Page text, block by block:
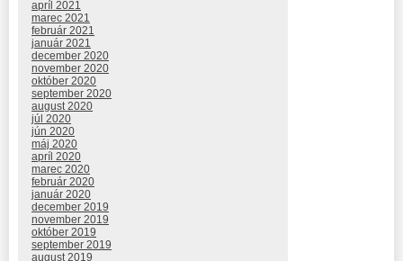
apríl 2021
marec 2021
február 2021
január 2021
december 2020
november 2020
október 2020
september 2020
august 2020
júl 2020
jún 2020
máj 2020
apríl 2020
marec 2020
február 2020
január 2020
december 2019
november 2019
október 2019
september 2019
august 2019